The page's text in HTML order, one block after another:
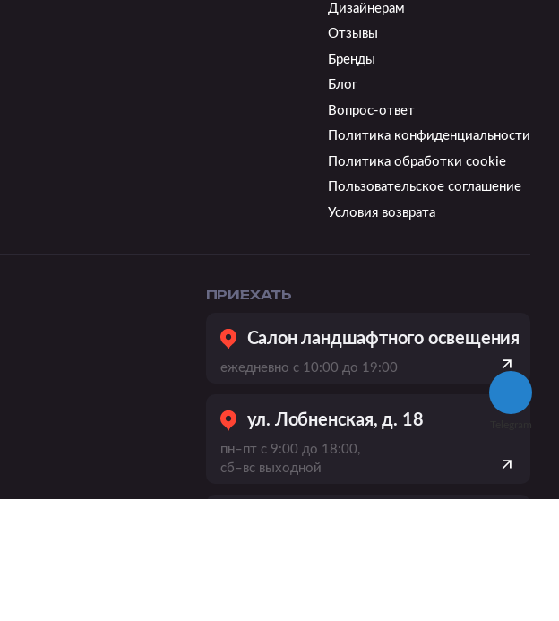
Дизайнерам
Отзывы
Бренды
Блог
Вопрос-ответ
Политика конфиденциальности
Политика обработки cookie
Пользовательское соглашение
Условия возврата
ПРИЕХАТЬ
Салон ландшафтного освещения
ежедневно с 10:00 до 19:00
ул. Лобненская, д. 18
пн–пт с 9:00 до 18:00,
сб–вс выходной
Telegram